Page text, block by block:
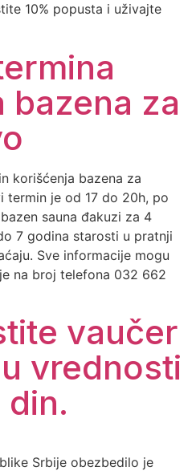
10% popusta i uživajte
bazena za
korišćenja bazena za
termin je od 17 do 20h, po
sauna đakuzi za 4
7 godina starosti u pratnji
Sve informacije mogu
na broj telefona 032 662
vaučer
vrednosti
Srbije obezbedilo je